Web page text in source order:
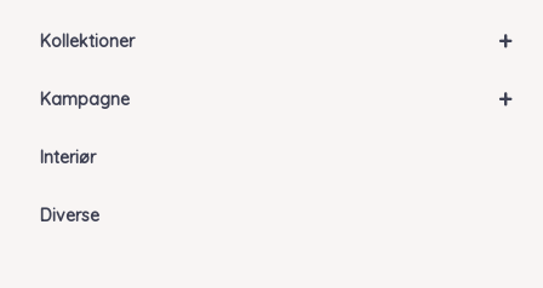
+
Kollektioner
+
Kampagne
Interiør
Diverse